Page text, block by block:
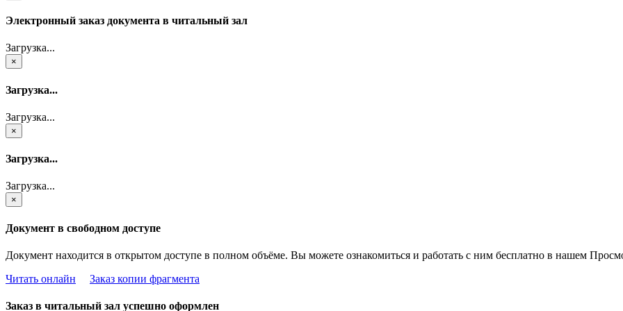
Электронный заказ документа в читальный зал
Загрузка...
×
Загрузка...
Загрузка...
×
Загрузка...
Загрузка...
×
Документ в свободном доступе
Документ находится в открытом доступе в полном объёме. Вы можете ознакомиться и работать с ним бесплатно в нашем
Читать онлайн
Заказ копии фрагмента
Заказ в читальный зал успешно оформлен